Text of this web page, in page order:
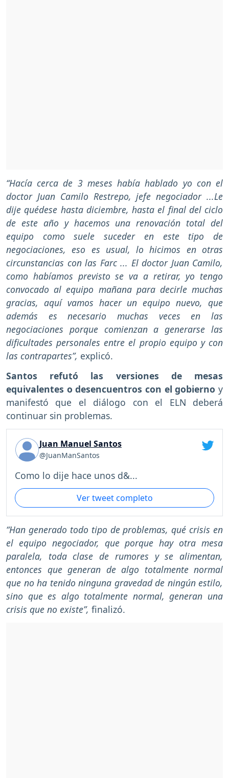
“Hacía cerca de 3 meses había hablado yo con el
doctor Juan Camilo Restrepo, jefe negociador ...Le
dije quédese hasta diciembre, hasta el final del ciclo
de este año y hacemos una renovación total del
equipo como suele suceder en este tipo de
negociaciones, eso es usual, lo hicimos en otras
circunstancias con las Farc ... El doctor Juan Camilo,
como habíamos previsto se va a retirar, yo tengo
convocado al equipo mañana para decirle muchas
gracias, aquí vamos hacer un equipo nuevo, que
además es necesario muchas veces en las
negociaciones porque comienzan a generarse las
dificultades personales entre el propio equipo y con
las contrapartes”, explicó.
Santos refutó las versiones de mesas
equivalentes o desencuentros con el gobierno y
manifestó que el diálogo con el ELN deberá
continuar sin problemas.
Juan Manuel Santos
@JuanManSantos
Como lo dije hace unos d&...
Ver tweet completo
“Han generado todo tipo de problemas, qué crisis en
el equipo negociador, que porque hay otra mesa
paralela, toda clase de rumores y se alimentan,
entonces que generan de algo totalmente normal
que no ha tenido ninguna gravedad de ningún estilo,
sino que es algo totalmente normal, generan una
crisis que no existe”, finalizó.